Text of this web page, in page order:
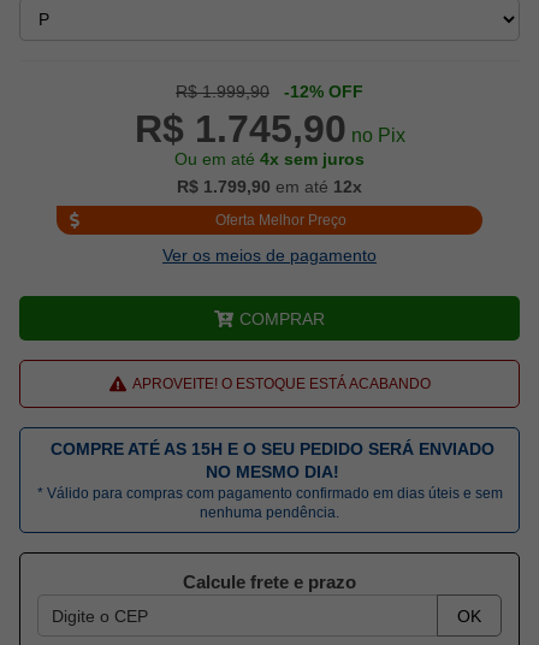
R$ 1.999,90 -12% OFF
R$ 1.745,90 no Pix
Ou em até 4x sem juros
R$ 1.799,90 em até 12x
Oferta Melhor Preço
Ver os meios de pagamento
COMPRAR
APROVEITE! O ESTOQUE ESTÁ ACABANDO
COMPRE ATÉ AS 15H E O SEU PEDIDO SERÁ ENVIADO
NO MESMO DIA!
* Válido para compras com pagamento confirmado em dias úteis e sem
nenhuma pendência.
Calcule frete e prazo
OK